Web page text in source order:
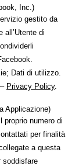
Inc.)
gestito da
all’Utente di
Dati di utilizzo.
Privacy Policy.
Applicazione)
proprio numero di
per finalità
a questa
soddisfare